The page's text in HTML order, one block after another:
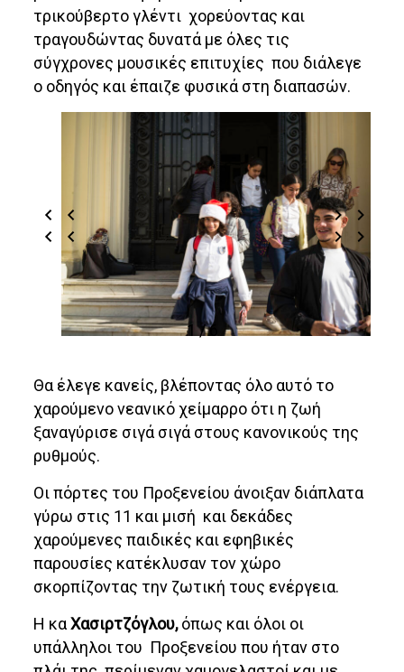
τρικούβερτο γλέντι χορεύοντας και
τραγουδώντας δυνατά με όλες τις
σύγχρονες μουσικές επιτυχίες που διάλεγε
ο οδηγός και έπαιζε φυσικά στη διαπασών.
1 / 6
Θα έλεγε κανείς, βλέποντας όλο αυτό το
χαρούμενο νεανικό χείμαρρο ότι η ζωή
ξαναγύρισε σιγά σιγά στους κανονικούς της
ρυθμούς.
Οι πόρτες του Προξενείου άνοιξαν διάπλατα
γύρω στις 11 και μισή και δεκάδες
χαρούμενες παιδικές και εφηβικές
παρουσίες κατέκλυσαν τον χώρο
σκορπίζοντας την ζωτική τους ενέργεια.
Η καΧασιρτζόγλου,όπως και όλοι οι
υπάλληλοι του Προξενείου που ήταν στο